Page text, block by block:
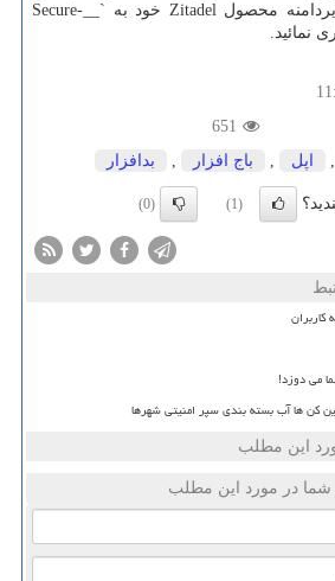
تنظیم نام کوکی های زیردامنه محصول Zitadel خود به `__Secure-
651
اپل باج افزار بدافزار
(1)
(0)
کاربران
می دوزد!
کن ها آب بسته بندی سپر امنیتی شهرها
این مطلب
شما در مورد این مطلب